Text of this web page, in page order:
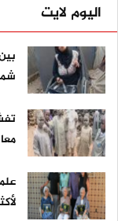
اليوم لايت
لأكثر